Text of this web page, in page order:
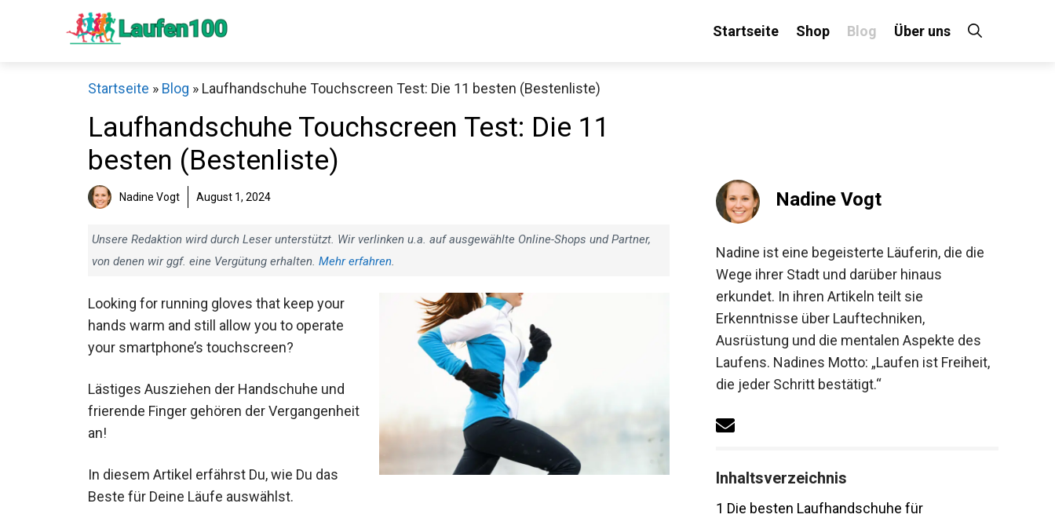
Startseite Shop Blog Über uns
Startseite » Blog » Laufhandschuhe Touchscreen Test: Die 11 besten (Bestenliste)
Laufhandschuhe Touchscreen Test: Die 11
besten (Bestenliste)
Nadine Vogt August 1, 2024
Unsere Redaktion wird durch Leser unterstützt. Wir verlinken u.a. auf ausgewählte Online-Shops und Partner,
von denen wir ggf. eine Vergütung erhalten. Mehr erfahren.
Looking for running gloves that keep your
hands warm and still allow you to operate
your smartphone’s touchscreen?
Lästiges Ausziehen der Handschuhe und
frierende Finger gehören der Vergangenheit
an!
In diesem Artikel erfährst Du, wie Du das
Beste für Deine Läufe auswählst.
Nadine Vogt
Nadine ist eine begeisterte Läuferin, die die
Wege ihrer Stadt und darüber hinaus
erkundet. In ihren Artikeln teilt sie
Erkenntnisse über Lauftechniken,
Ausrüstung und die mentalen Aspekte des
Laufens. Nadines Motto: „Laufen ist
Freiheit, die jeder Schritt bestätigt.“
Inhaltsverzeichnis
Die besten Laufhandschuhe für
Decathlon Sale
Schaue dir jetzt die meistverkauften Produkte im Sale bei Decathlon an!
Jetzt anschauen